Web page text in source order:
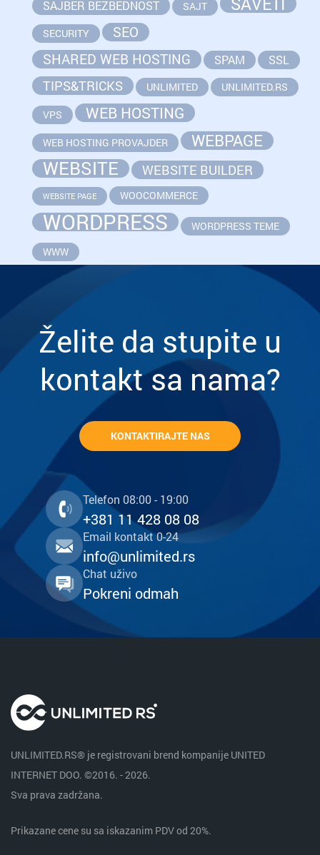
SAJBER BEZBEDNOST SAJT
SECURITY
SEO
SHARED WEB HOSTING
SPAM SSL
TIPS&TRICKS UNLIMITED UNLIMITED.RS
VPS WEB HOSTING
WEB HOSTING PROVAJDER WEBPAGE
WEBSITE WEBSITE BUILDER
WEBSITE PAGE WOOCOMMERCE
WORDPRESS
WORDPRESS TEME
WWW
Želite da stupite u
kontakt sa nama?
KONTAKTIRAJTE NAS
Telefon 08:00 - 19:00
+381 11 428 08 08
Email kontakt 0-24
info@unlimited.rs
Chat uživo
Pokreni odmah
UNLIMITED.RS® je registrovani brend kompanije UNITED
INTERNET DOO. ©2016. - 2026.
Sva prava zadržana.
Prikazane cene su sa iskazanim PDV od 20%.